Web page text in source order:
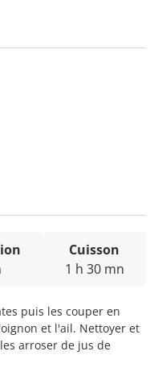
Cuisson
1 h 30 mn
puis les couper en
et l'ail. Nettoyer et
arroser de jus de